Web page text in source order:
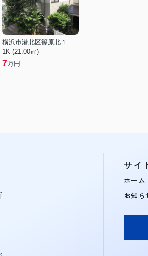
横浜市港北区篠原北１丁目
1K (21.00㎡)
7万円
サイ
ホーム
お知ら